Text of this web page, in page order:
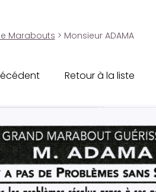
Marabouts > Monsieur ADAMA
Retour à la liste